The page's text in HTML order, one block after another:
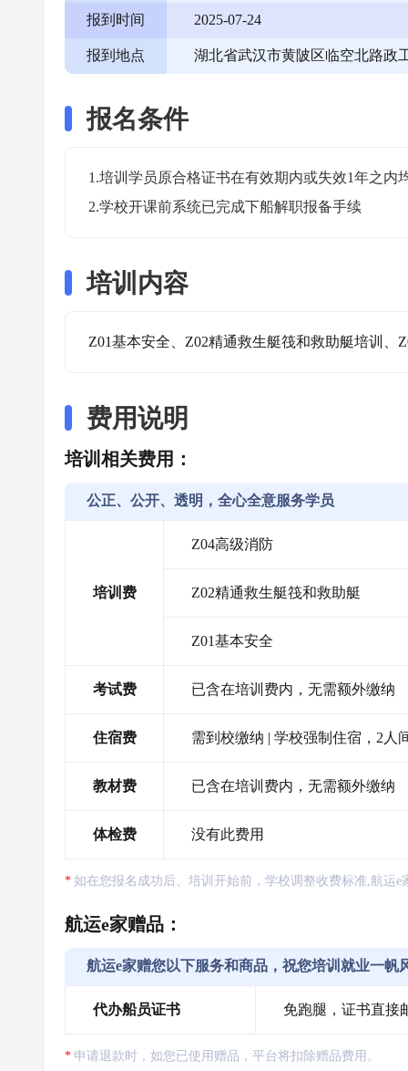
报到时间 2025-07-24
报到地点 湖北省武汉市黄陂区临空北路政
报名条件
1.培训学员原合格证书在有效期内或失效1年之内
2.学校开课前系统已完成下船解职报备手续
培训内容
Z01基本安全、Z02精通救生艇筏和救助艇培训、
费用说明
培训相关费用：
公正、公开、透明，全心全意服务学员
培训费
Z04高级消防
Z02精通救生艇筏和救助艇
Z01基本安全
考试费 已含在培训费内，无需额外缴纳
住宿费 需到校缴纳 | 学校强制住宿，2人
教材费 已含在培训费内，无需额外缴纳
体检费 没有此费用
如在您报名成功后、培训开始前，学校调整收费标准,航运
航运e家赠品：
航运e家赠您以下服务和商品，祝您培训就业一帆
代办船员证书 免跑腿，证书直接
申请退款时，如您已使用赠品，平台将扣除赠品费用。